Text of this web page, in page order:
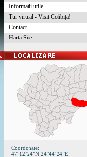
Informatii utile
Tur virtual - Visit Colibița!
Contact
Harta Site
Coordonate:
47°12’24”N 24°44’24”E